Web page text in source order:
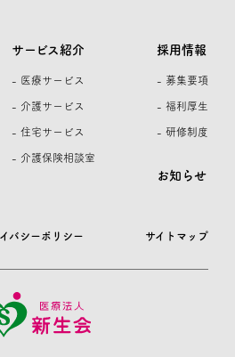
バシーポリシー サイトマップ
サービス紹介
- 医療サービス
- 介護サービス
- 住宅サービス
- 介護保険相談室
採用情報
- 募集要項
- 福利厚生
- 研修制度
お知らせ